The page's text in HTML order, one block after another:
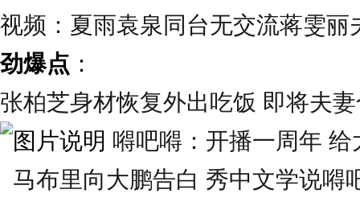
视频：夏雨袁泉同台无交流蒋雯丽
劲爆点 ：
张柏芝身材恢复外出吃饭 即将夫
嘚吧嘚：开播一周年 给
马布里向大鹏告白 秀中文学说嘚